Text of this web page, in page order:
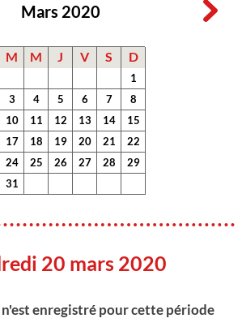
Mars 2020
M M J V S D
1
3 4 5 6 7
8
10 11 12 13 14
15
17 18 19 20 21
22
24 25 26 27 28
29
31
20 mars 2020
enregistré pour cette période